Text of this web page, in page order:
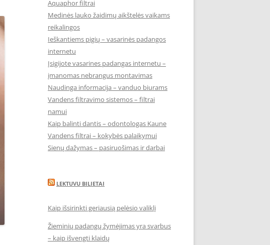
Aquaphor filtrai
Medinės lauko žaidimų aikštelės vaikams
reikalingos
Ieškantiems pigių – vasarinės padangos
internetu
Įsigijote vasarines padangas internetu –
įmanomas nebrangus montavimas
Naudinga informacija – vanduo biurams
Vandens filtravimo sistemos – filtrai
namui
Kaip balinti dantis – odontologas Kaune
Vandens filtrai – kokybės palaikymui
Sienų dažymas – pasiruošimas ir darbai
LEKTUVU BILIETAI
Kaip išsirinkti geriausią pelėsio valiklį
Žieminių padangų žymėjimas yra svarbus
– kaip išvengti klaidų